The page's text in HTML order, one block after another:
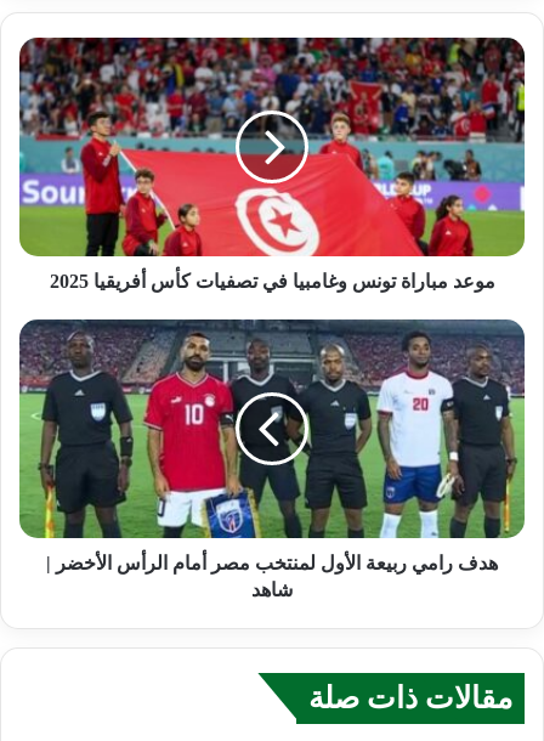
موعد مباراة تونس وغامبيا في تصفيات كأس أفريقيا 2025
هدف رامي ربيعة الأول لمنتخب مصر أمام الرأس الأخضر |
شاهد
مقالات ذات صلة